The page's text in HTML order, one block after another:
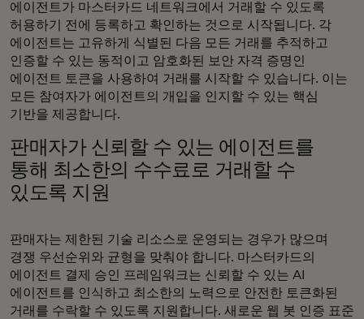
에이전트가 마스터카드 네트워크에서 거래할 수 있도록
허용하기 전에 등록하고 확인하는 것으로 시작됩니다. 각
에이전트는 고유하게 식별된 다음 모든 거래를 추적하고
인증할 수 있는 동적이고 암호화된 보안 자격 증명인
에이전트 토큰을 사용하여 거래를 시작할 수 있습니다. 이는
모든 참여자가 에이전트의 개입을 인지할 수 있는 핵심
기반을 제공합니다.
판매자가 신뢰할 수 있는 에이전트를
통해 최소한의 수수료로 거래할 수
있도록 지원
판매자는 제한된 기술 리소스로 운영되는 경우가 많으며
경쟁 우선순위와 균형을 맞춰야 합니다. 마스터카드의
에이전트 결제 승인 프레임워크는 신뢰할 수 있는 AI
에이전트를 인식하고 최소한의 노력으로 안전한 토큰화된
거래를 수락할 수 있도록 지원합니다. 새로운 웹 봇 인증 표준